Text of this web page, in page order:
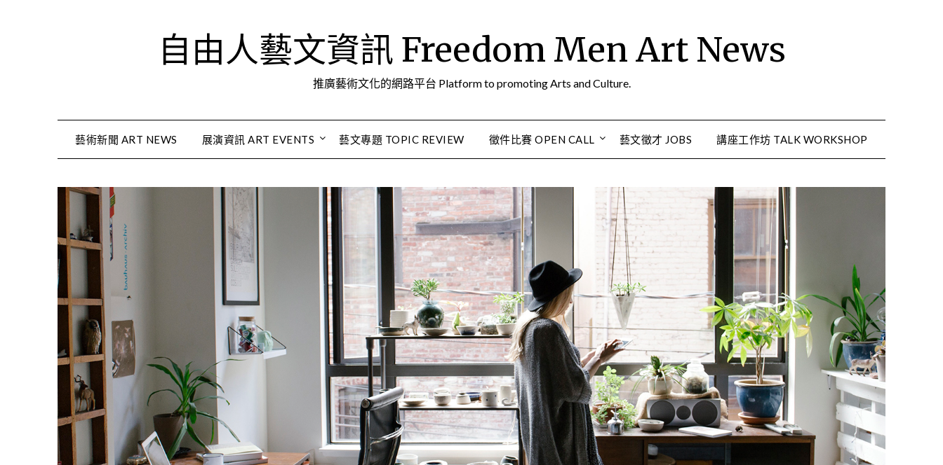
自由人藝文資訊 Freedom Men Art News
推廣藝術文化的網路平台 Platform to promoting Arts and Culture.
藝術新聞 ART NEWS 展演資訊 ART EVENTS 藝文專題 TOPIC REVIEW 徵件比賽 OPEN CALL 藝文徵才 JOBS 講座工作坊 TALK WORKSHOP